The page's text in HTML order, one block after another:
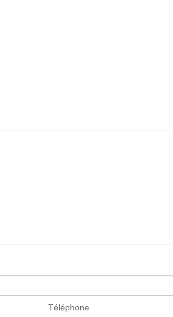
Téléphone